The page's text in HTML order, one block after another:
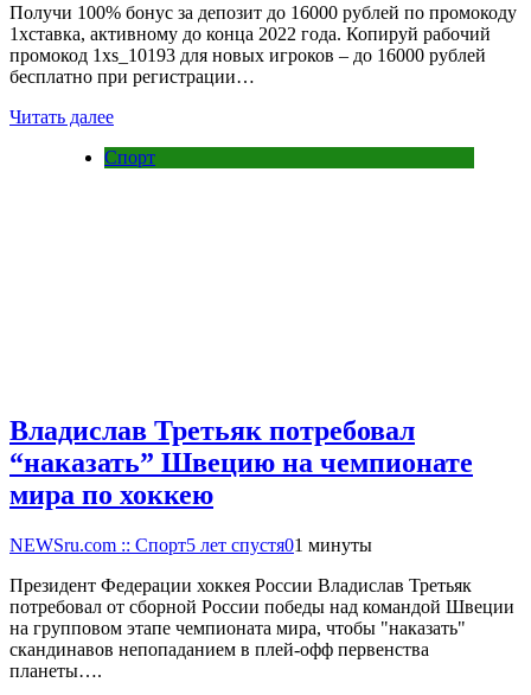
Получи 100% бонус за депозит до 16000 рублей по промокоду
1хставка, активному до конца 2022 года. Копируй рабочий
промокод 1xs_10193 для новых игроков – до 16000 рублей
бесплатно при регистрации…
Читать далее
Спорт
Владислав Третьяк потребовал
“наказать” Швецию на чемпионате
мира по хоккею
NEWSru.com :: Спорт5 лет спустя01 минуты
Президент Федерации хоккея России Владислав Третьяк
потребовал от сборной России победы над командой Швеции
на групповом этапе чемпионата мира, чтобы "наказать"
скандинавов непопаданием в плей-офф первенства
планеты….